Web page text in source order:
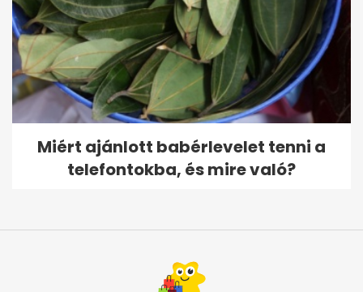
Miért ajánlott babérlevelet tenni a
telefontokba, és mire való?